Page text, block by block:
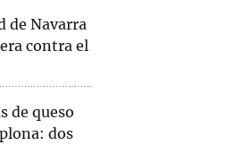
de Navarra
contra el
de queso
dos